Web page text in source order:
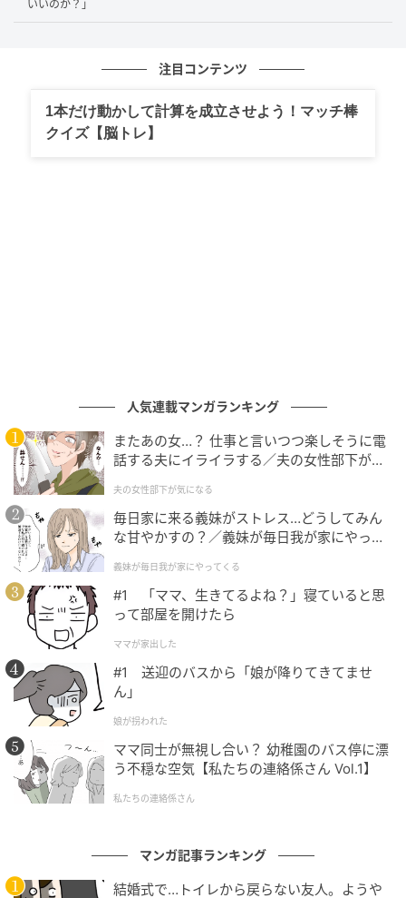
note：タナカ リヨウスケ（ タナカ リヨウスケ(イラストレーター)
男性は「いいですよ」と快く返しますが、その直
後、“ガタン!!”と勢いよく座席が倒れ、思わず「ウワ
た声が寄せられ、思わず笑ってしまうシュールなやり
取りに共感が集まっています。
日常のちょっとした“あるある”も、視点を変えるだけで
こんなにユーモラスになる――そんな魅力が詰まった
エピソードです。
note：タナカ リヨウスケ（タナカ リヨウスケ(イラス
トレーター)
）
クリエイター情報
タナカリヨウスケ
籍、テレビCM、ミュージックビデオのアニメーショ
ンなど色々なイラストを描いています。
作品をもっとみる
いいのか？」
注目コンテンツ
1本だけ動かして計算を成立させよう！マッチ棒
クイズ【脳トレ】
人気連載マンガランキング
またあの女…？ 仕事と言いつつ楽しそうに電
話する夫にイライラする／夫の女性部下が気
夫の女性部下が気になる
毎日家に来る義妹がストレス…どうしてみん
な甘やかすの？／義妹が毎日我が家にやって
が】
義妹が毎日我が家にやってくる
#1 「ママ、生きてるよね？」寝ていると思
って部屋を開けたら
ママが家出した
#1 送迎のバスから「娘が降りてきてませ
ん」
娘が拐われた
ママ同士が無視し合い？ 幼稚園のバス停に漂
う不穏な空気【私たちの連絡係さん Vol.1】
私たちの連絡係さん
マンガ記事ランキング
結婚式で…トイレから戻らない友人。ようや